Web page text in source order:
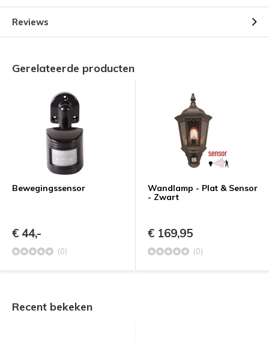
Reviews
Gerelateerde producten
Bewegingssensor
€ 44,-
(0)
Wandlamp - Plat & Sensor
- Zwart
€ 169,95
(0)
Recent bekeken